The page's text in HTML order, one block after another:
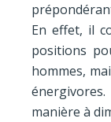
En effet, il
positions
hommes,
manière à